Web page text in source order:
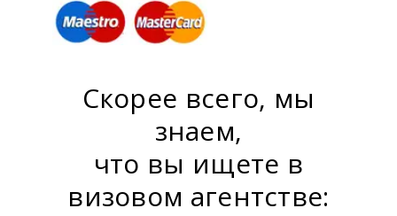
Скорее всего, мы
знаем,
что вы ищете в
визовом агентстве: